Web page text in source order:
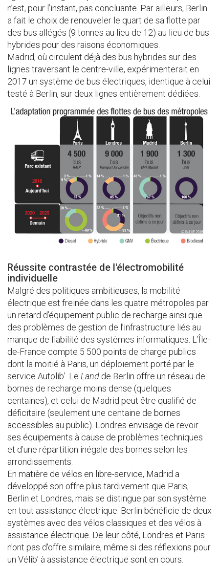
n’est, pour l’instant, pas concluante. Par ailleurs, Berlin
a fait le choix de renouveler le quart de sa flotte par
des bus allégés (9 tonnes au lieu de 12) au lieu de bus
hybrides pour des raisons économiques.
Madrid, où circulent déjà des bus hybrides sur des
lignes traversant le centre-ville, expérimenterait en
2017 un système de bus électriques, identique à celui
testé à Berlin, sur deux lignes entièrement dédiées.
Réussite contrastée de l'électromobilité
individuelle
Malgré des politiques ambitieuses, la mobilité
électrique est freinée dans les quatre métropoles par
un retard d’équipement public de recharge ainsi que
des problèmes de gestion de l’infrastructure liés au
manque de fiabilité des systèmes informatiques. L’Île-
de-France compte 5 500 points de charge publics
dont la moitié à Paris, un déploiement porté par le
service Autolib’. Le Land de Berlin offre un réseau de
bornes de recharge moins dense (quelques
centaines), et celui de Madrid peut être qualifié de
déficitaire (seulement une centaine de bornes
accessibles au public). Londres envisage de revoir
ses équipements à cause de problèmes techniques
et d’une répartition inégale des bornes selon les
arrondissements.
En matière de vélos en libre-service, Madrid a
développé son offre plus tardivement que Paris,
Berlin et Londres, mais se distingue par son système
en tout assistance électrique. Berlin bénéficie de deux
systèmes avec des vélos classiques et des vélos à
assistance électrique. De leur côté, Londres et Paris
n'ont pas d'offre similaire, même si des réflexions pour
un Vélib’ à assistance électrique sont en cours.